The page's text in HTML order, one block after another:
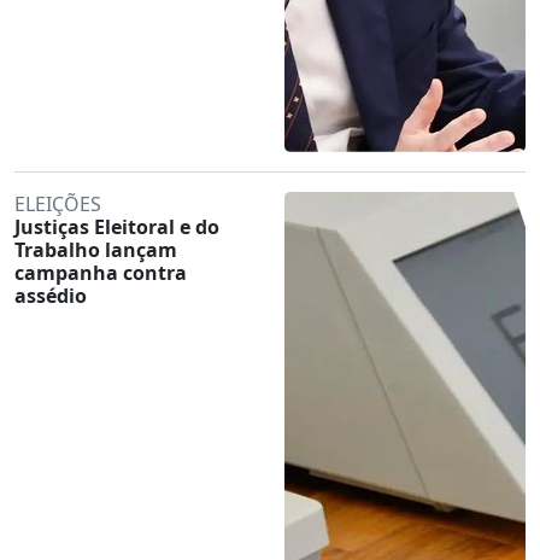
ELEIÇÕES
Justiças Eleitoral e do
Trabalho lançam
campanha contra
assédio